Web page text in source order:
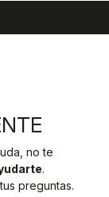
no te
.
preguntas.